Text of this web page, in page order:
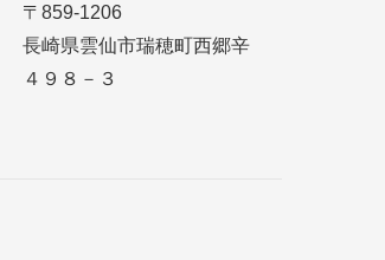
〒859-1206
長崎県雲仙市瑞穂町西郷辛
４９８－３